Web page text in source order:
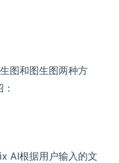
图和图生图两种方
：
AI根据用户输入的文